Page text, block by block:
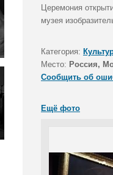
Церемония
музея
Категория:
Место: Россия,
Сообщить об
Ещё фото